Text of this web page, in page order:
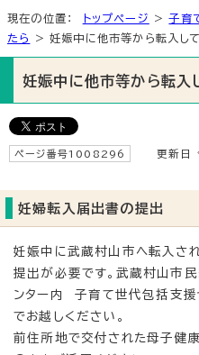
現在の位置： トップページ >子育
たら
> 妊娠中に他市等から転入し
妊娠中に他市等から転入
ページ番号1008296 更新日
妊婦転入届出書の提出
妊娠中に武蔵村山市へ転入さ
提出が必要です。武蔵村山市
ンター内 子育て世代包括支援
でお越しください。
前住所地で交付された母子健